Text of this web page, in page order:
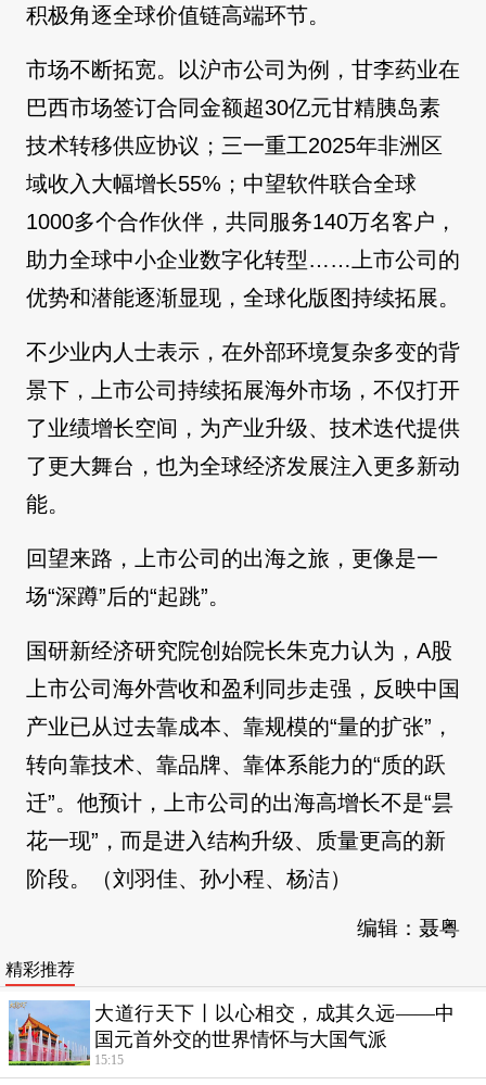
积极角逐全球价值链高端环节。
市场不断拓宽。以沪市公司为例，甘李药业在
巴西市场签订合同金额超30亿元甘精胰岛素
技术转移供应协议；三一重工2025年非洲区
域收入大幅增长55%；中望软件联合全球
1000多个合作伙伴，共同服务140万名客户，
助力全球中小企业数字化转型……上市公司的
优势和潜能逐渐显现，全球化版图持续拓展。
不少业内人士表示，在外部环境复杂多变的背
景下，上市公司持续拓展海外市场，不仅打开
了业绩增长空间，为产业升级、技术迭代提供
了更大舞台，也为全球经济发展注入更多新动
能。
回望来路，上市公司的出海之旅，更像是一
场“深蹲”后的“起跳”。
国研新经济研究院创始院长朱克力认为，A股
上市公司海外营收和盈利同步走强，反映中国
产业已从过去靠成本、靠规模的“量的扩张”，
转向靠技术、靠品牌、靠体系能力的“质的跃
迁”。他预计，上市公司的出海高增长不是“昙
花一现”，而是进入结构升级、质量更高的新
阶段。（刘羽佳、孙小程、杨洁）
编辑：聂粤
精彩推荐